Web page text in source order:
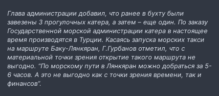
Глава администрации добавил, что ранее в бухту были
завезены 3 прогулочных катера, а затем – еще один. По заказу
Государственной морской администрации катера в настоящее
время производятся в Турции. Касаясь запуска морских такси
на маршруте Баку-Лянкяран, Г.Гурбанов отметил, что с
материальной точки зрения открытие такого маршрута не
выгодно. “По морскому пути в Лянкяран можно добраться за 5-
6 часов. А это не выгодно как с точки зрения времени, так и
финансов”.